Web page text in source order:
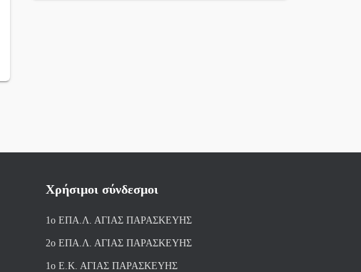
Χρήσιμοι σύνδεσμοι
1ο ΕΠΑ.Λ. ΑΓΙΑΣ ΠΑΡΑΣΚΕΥΗΣ
2ο ΕΠΑ.Λ. ΑΓΙΑΣ ΠΑΡΑΣΚΕΥΗΣ
1ο Ε.Κ. ΑΓΙΑΣ ΠΑΡΑΣΚΕΥΗΣ